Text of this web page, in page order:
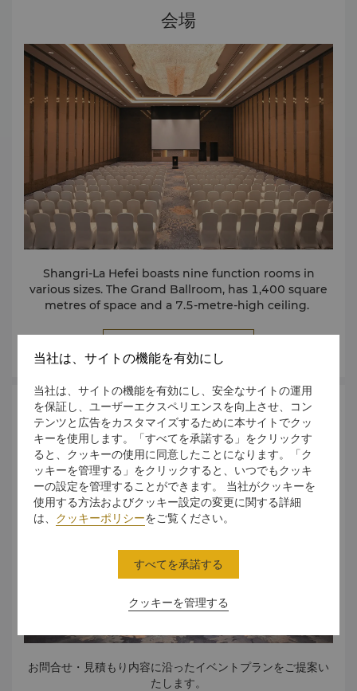
会場
Shangri-La Hefei boasts nine function rooms in
various sizes. The Grand Ballroom, has 1,400 square
metres of space and a 7.5-metre-high ceiling.
問合せ・見積もり
お問合せ・見積もり内容に沿ったイベントプランをご提案い
たします。
当社は、サイトの機能を有効にし
当社は、サイトの機能を有効にし、安全なサイトの運用
を保証し、ユーザーエクスペリエンスを向上させ、コン
テンツと広告をカスタマイズするために本サイトでクッ
キーを使用します。「すべてを承諾する」をクリックす
ると、クッキーの使用に同意したことになります。「ク
ッキーを管理する」をクリックすると、いつでもクッキ
ーの設定を管理することができます。 当社がクッキーを
使用する方法およびクッキー設定の変更に関する詳細
は、 クッキーポリシーをご覧ください。
クッキーを管理する
すべてを承諾する